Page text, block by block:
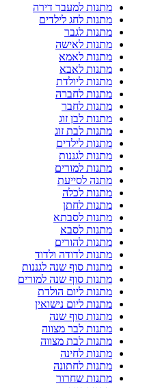
מתנות למעבר דירה
מתנות לחג לילדים
מתנות לגבר
מתנות לאישה
מתנות לאמא
מתנות לאבא
מתנות ליולדת
מתנות לחברה
מתנות לחבר
מתנות לבן זוג
מתנות לבת זוג
מתנות לילדים
מתנות לגננות
מתנות למורים
מתנה לסייעת
מתנות לכלה
מתנות לחתן
מתנות לסבתא
מתנות לסבא
מתנות להורים
מתנות לדודה ולדוד
מתנות סוף שנה לגננות
מתנות סוף שנה למורים
מתנות ליום הולדת
מתנות ליום נישואין
מתנות סוף שנה
מתנות לבר מצווה
מתנות לבת מצווה
מתנות לחינה
מתנות לחתונה
מתנות שחרור